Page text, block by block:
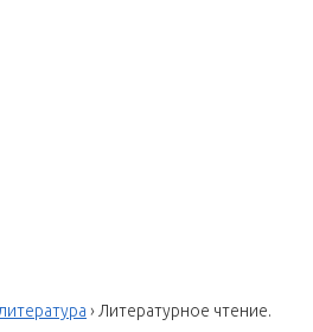
›Литературное чтение.